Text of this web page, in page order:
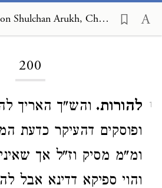
Ba'er Hetev on Shulchan Arukh, Choshen Mishpat 200
200
1 להורות. והש"ך האריך
ופוסקים דהעיקר כדעת
ומ"מ מסיק וז"ל אך
והוי ספיקא דדינא אבל